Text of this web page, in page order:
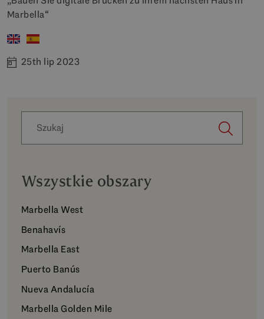
Marbella“
25th lip 2023
Wszystkie obszary
Marbella West
Benahavís
Marbella East
Puerto Banús
Nueva Andalucía
Marbella Golden Mile